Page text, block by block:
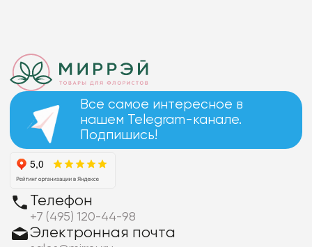
Все самое интересное в
нашем Telegram-канале.
Подпишись!
Телефон
+7 (495) 120-44-98
Электронная почта